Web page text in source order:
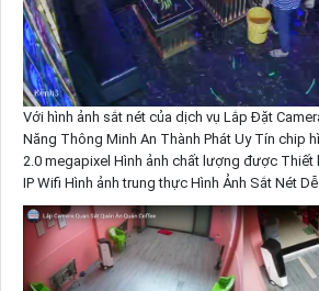
Với hình ảnh sắt nét của dịch vụ Lắp Đặt
Năng Thông Minh An Thành Phát Uy Tín chip
2.0 megapixel Hình ảnh chất lượng được
IP Wifi Hình ảnh trung thực Hình Ảnh Sắt Nét